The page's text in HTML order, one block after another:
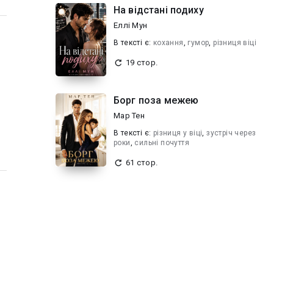
На відстані подиху
Еллі Мун
В текcті є: кохання, гумор, різниця віці
19 стор.
Борг поза межею
Мар Тен
В текcті є: різниця у віці,зустріч через
роки, сильні почуття
61 стор.